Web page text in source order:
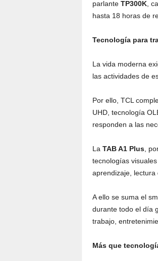
parlante TP300K,
hasta 18 horas de
Tecnología para
La vida moderna
las actividades de
Por ello, TCL
UHD, tecnología
responden a las
La TAB A1 Plus,
tecnologías
aprendizaje, lectura
A ello se suma el
durante todo el día
trabajo,
Más que